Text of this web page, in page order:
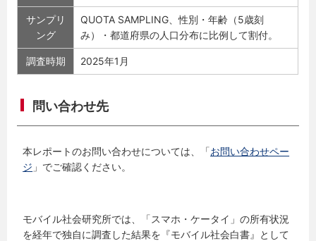
サンプリ
ング
QUOTA SAMPLING、性別・年齢（5歳刻
み）・都道府県の人口分布に比例して割付。
調査時期 2025年1月
問い合わせ先
本レポートのお問い合わせについては、「お問い合わせペー
ジ 」でご確認ください。
モバイル社会研究所では、「スマホ・ケータイ」の所有状況
を経年で独自に調査した結果を『モバイル社会白書』として